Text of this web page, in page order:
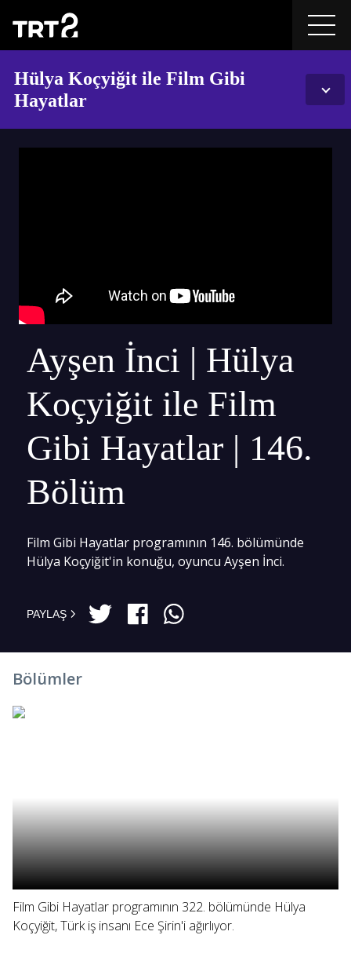
Hülya Koçyiğit ile Film Gibi
Hayatlar
Ayşen İnci | Hülya
Koçyiğit ile Film
Gibi Hayatlar | 146.
Bölüm
Film Gibi Hayatlar programının 146. bölümünde
Hülya Koçyiğit'in konuğu, oyuncu Ayşen İnci.
PAYLAŞ
Bölümler
Film Gibi Hayatlar programının 322. bölümünde Hülya
Koçyiğit, Türk iş insanı Ece Şirin'i ağırlıyor.